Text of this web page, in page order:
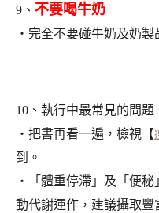
9、 不要喝牛奶
‧完全不要碰牛奶及奶製
10、執行中最常見的問題
‧把書再看一遍，檢視【
到。
‧「體重停滯」及「便
動代謝運作，建議攝取